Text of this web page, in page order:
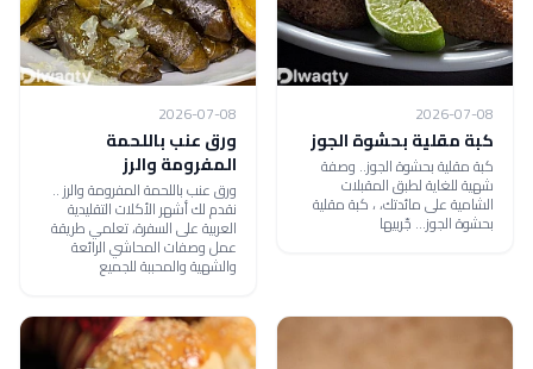
2026-07-08
كبة مقلية بحشوة الجوز
كبة مقلية بحشوة الجوز.. وصفة
شهية للغاية لطبق المقبلات
الشامية على مائدتك، ، كبة مقلية
بحشوة الجوز... جّربيها
2026-07-08
ورق عنب باللحمة
المفرومة والرز
ورق عنب باللحمة المفرومة والرز ..
نقدم لك أشهر الأكلات التقليدية
العربية على السفرة، تعلمي طريقة
عمل وصفات المحاشي الرائعة
والشهية والمحببة للجميع